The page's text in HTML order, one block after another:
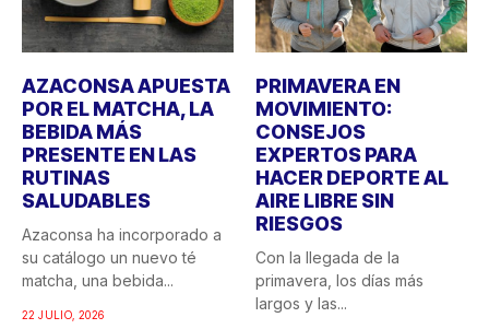
AZACONSA APUESTA
POR EL MATCHA, LA
BEBIDA MÁS
PRESENTE EN LAS
RUTINAS
SALUDABLES
Azaconsa ha incorporado a
su catálogo un nuevo té
matcha, una bebida...
22 JULIO, 2026
PRIMAVERA EN
MOVIMIENTO:
CONSEJOS
EXPERTOS PARA
HACER DEPORTE AL
AIRE LIBRE SIN
RIESGOS
Con la llegada de la
primavera, los días más
largos y las...